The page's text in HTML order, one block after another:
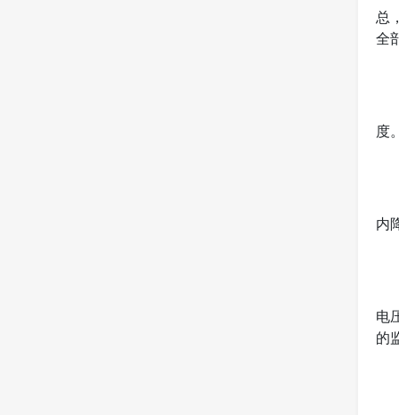
总
全
度
内
电
的